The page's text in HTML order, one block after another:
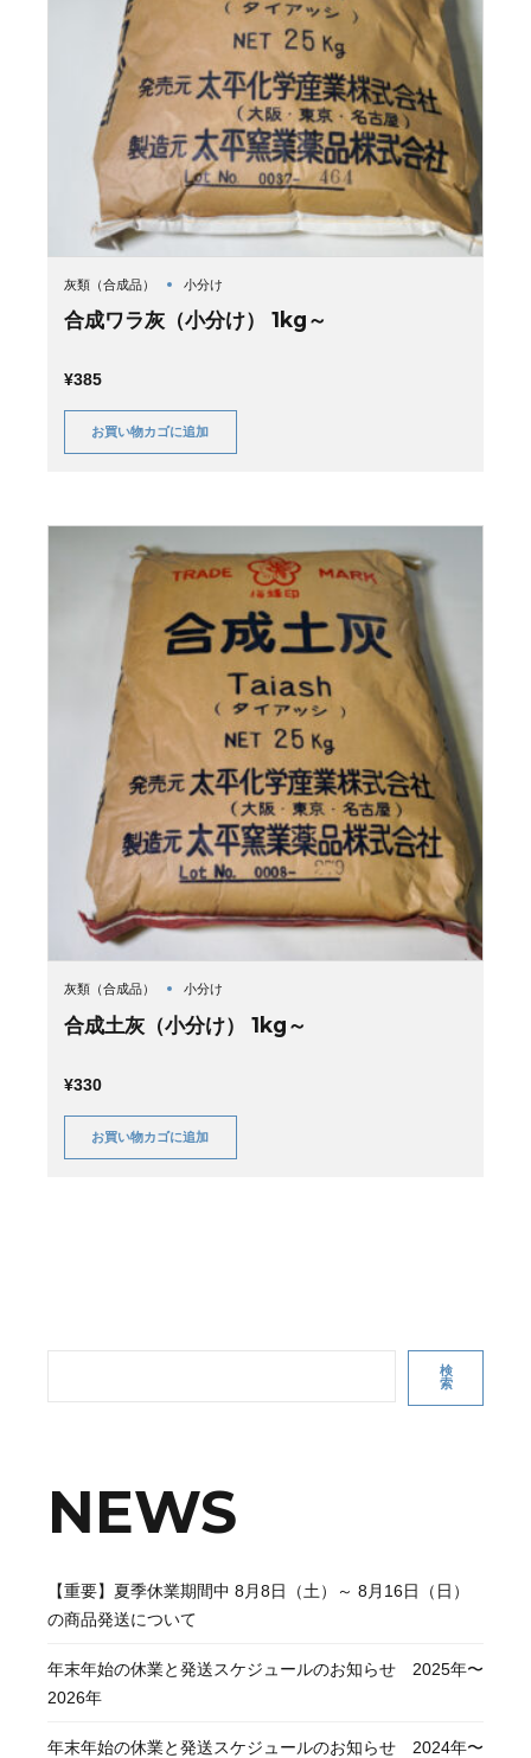
灰類（合成品） 小分け
合成ワラ灰（小分け） 1kg～
¥385
お買い物カゴに追加
灰類（合成品） 小分け
合成土灰（小分け） 1kg～
¥330
お買い物カゴに追加
検
索
NEWS
【重要】夏季休業期間中 8月8日（土）～ 8月16日（日）
の商品発送について
年末年始の休業と発送スケジュールのお知らせ 2025年〜
2026年
年末年始の休業と発送スケジュールのお知らせ 2024年〜